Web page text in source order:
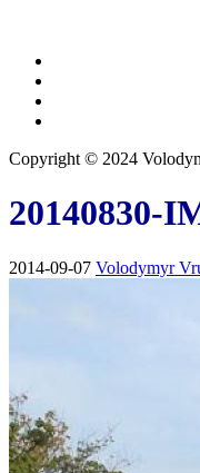
Copyright © 2024
20140830-
2014-09-07 Volodymyr